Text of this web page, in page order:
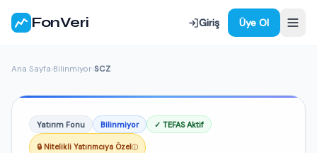
FonVeri Giriş Üye Ol
Ana Sayfa›Bilinmiyor›SCZ
Yatırım Fonu Bilinmiyor ✓ TEFAS Aktif
🔒 Nitelikli Yatırımcıya Özelⓘ